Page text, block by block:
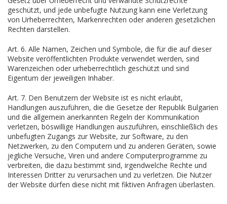
geschützt, und jede unbefugte Nutzung kann eine Verletzung
von Urheberrechten, Markenrechten oder anderen gesetzlichen
Rechten darstellen.
Art. 6. Alle Namen, Zeichen und Symbole, die für die auf dieser
Website veröffentlichten Produkte verwendet werden, sind
Warenzeichen oder urheberrechtlich geschützt und sind
Eigentum der jeweiligen Inhaber.
Art. 7. Den Benutzern der Website ist es nicht erlaubt,
Handlungen auszuführen, die die Gesetze der Republik Bulgarien
und die allgemein anerkannten Regeln der Kommunikation
verletzen, böswillige Handlungen auszuführen, einschließlich des
unbefugten Zugangs zur Website, zur Software, zu den
Netzwerken, zu den Computern und zu anderen Geräten, sowie
jegliche Versuche, Viren und andere Computerprogramme zu
verbreiten, die dazu bestimmt sind, irgendwelche Rechte und
Interessen Dritter zu verursachen und zu verletzen. Die Nutzer
der Website dürfen diese nicht mit fiktiven Anfragen überlasten.